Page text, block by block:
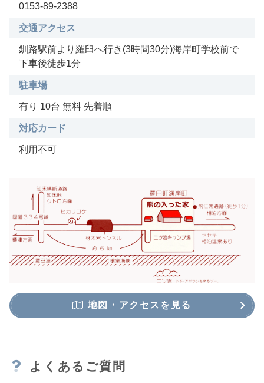
0153-89-2388
交通アクセス
釧路駅前より羅臼へ行き(3時間30分)海岸町学校前で
下車後徒歩1分
駐車場
有り 10台 無料 先着順
対応カード
利用不可
地図・アクセスを見る
よくあるご質問